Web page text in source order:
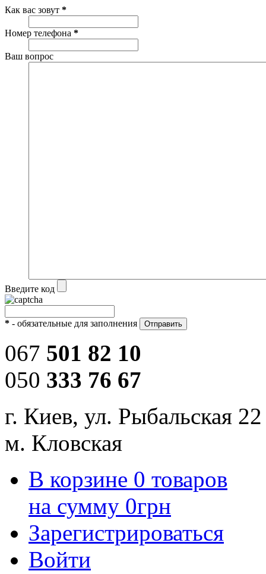
Как вас зовут *
Номер телефона *
Ваш вопрос
Введите код
* - обязательные для заполнения
067 501 82 10
050 333 76 67
г. Киев, ул. Рыбальская 22
м. Кловская
В корзине 0 товаров
на сумму 0грн
Зарегистрироваться
Войти